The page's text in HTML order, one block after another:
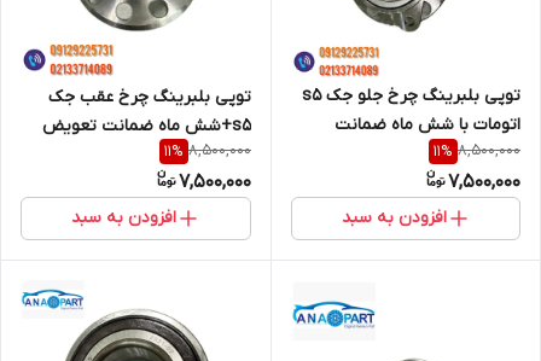
توپی بلبرینگ چرخ جلو جک s5
اتومات با شش ماه ضمانت
8,500,000
11%
7,500,000
افزودن به سبد
توپی بلبرینگ چرخ عقب جک
s5+شش ماه ضمانت تعویض
8,500,000
11%
7,500,000
افزودن به سبد